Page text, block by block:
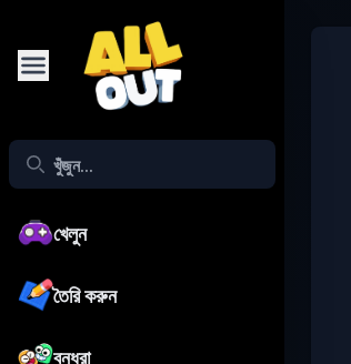
খেলুন
তৈরি করুন
বন্ধুরা